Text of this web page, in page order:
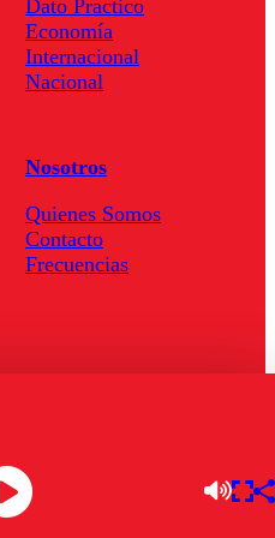
Dato Practico
Economía
Internacional
Nacional
Nosotros
Quienes Somos
Contacto
Frecuencias